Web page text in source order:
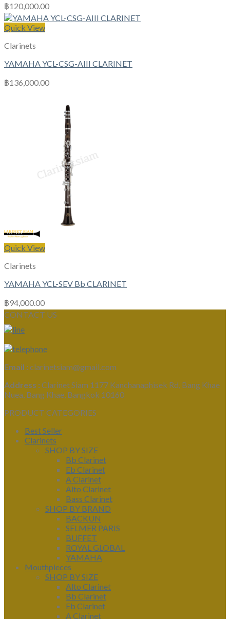
฿120,000.00
Quick View
Clarinets
YAMAHA YCL-CSG-AIII CLARINET
฿136,000.00
Quick View
Clarinets
YAMAHA YCL-SEV Bb CLARINET
฿94,000.00
CONTACT US
Email : clarinetsiam@gmail.com
Address : Clarinet Siam 1177 Kanchanaphisek Rd, Bang Khae
Nuea, Bang Khae, Bangkok 10160
PRODUCT CATEGORIES
Best Seller
Clarinets
SHOP BY SIZE
Bb Clarinet
Eb Clarinet
A Clarinet
Alto Clarinet
Bass Clarinet
SHOP BY BRAND
BACKUN
SELMER PARIS
BUFFET
ROYAL GLOBAL
YAMAHA
Mouthpieces
SHOP BY SIZE
Alto Clarinet
Bb Clarinet
Eb Clarinet
A Clarinet